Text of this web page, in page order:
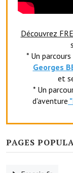
TOURISME,
Fressin, ville
L'église
Les panneaux
Le château
Les sculptures
Découvrez
* Un
Georges
et
* Un
d'aventure
PAGES